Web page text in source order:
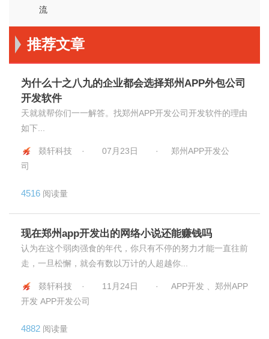
流
推荐文章
为什么十之八九的企业都会选择郑州APP外包公司
开发软件
天就就帮你们一一解答。找郑州APP开发公司开发软件的理由
如下...
燚轩科技 · 07月23日 ·
郑州APP开发公
司
4516 阅读量
现在郑州app开发出的网络小说还能赚钱吗
认为在这个弱肉强食的年代，你只有不停的努力才能一直往前
走，一旦松懈，就会有数以万计的人超越你...
燚轩科技 · 11月24日 ·
APP开发 、郑州APP
开发 APP开发公司
4882 阅读量